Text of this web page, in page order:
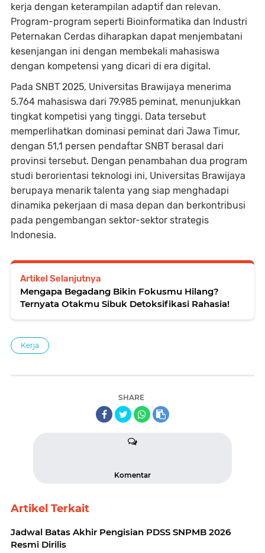
kerja dengan keterampilan adaptif dan relevan.
Program-program seperti Bioinformatika dan Industri
Peternakan Cerdas diharapkan dapat menjembatani
kesenjangan ini dengan membekali mahasiswa
dengan kompetensi yang dicari di era digital.
Pada SNBT 2025, Universitas Brawijaya menerima
5.764 mahasiswa dari 79.985 peminat, menunjukkan
tingkat kompetisi yang tinggi. Data tersebut
memperlihatkan dominasi peminat dari Jawa Timur,
dengan 51,1 persen pendaftar SNBT berasal dari
provinsi tersebut. Dengan penambahan dua program
studi berorientasi teknologi ini, Universitas Brawijaya
berupaya menarik talenta yang siap menghadapi
dinamika pekerjaan di masa depan dan berkontribusi
pada pengembangan sektor-sektor strategis
Indonesia.
Artikel Selanjutnya
Mengapa Begadang Bikin Fokusmu Hilang?
Ternyata Otakmu Sibuk Detoksifikasi Rahasia!
Kerja
SHARE
Komentar
Artikel Terkait
Jadwal Batas Akhir Pengisian PDSS SNPMB 2026
Resmi Dirilis